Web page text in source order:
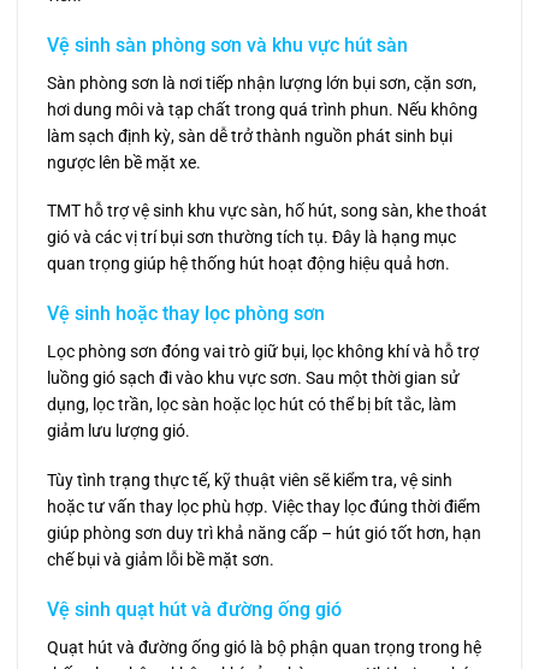
Vệ sinh sàn phòng sơn và khu vực hút sàn
Sàn phòng sơn là nơi tiếp nhận lượng lớn bụi sơn, cặn sơn,
hơi dung môi và tạp chất trong quá trình phun. Nếu không
làm sạch định kỳ, sàn dễ trở thành nguồn phát sinh bụi
ngược lên bề mặt xe.
TMT hỗ trợ vệ sinh khu vực sàn, hố hút, song sàn, khe thoát
gió và các vị trí bụi sơn thường tích tụ. Đây là hạng mục
quan trọng giúp hệ thống hút hoạt động hiệu quả hơn.
Vệ sinh hoặc thay lọc phòng sơn
Lọc phòng sơn đóng vai trò giữ bụi, lọc không khí và hỗ trợ
luồng gió sạch đi vào khu vực sơn. Sau một thời gian sử
dụng, lọc trần, lọc sàn hoặc lọc hút có thể bị bít tắc, làm
giảm lưu lượng gió.
Tùy tình trạng thực tế, kỹ thuật viên sẽ kiểm tra, vệ sinh
hoặc tư vấn thay lọc phù hợp. Việc thay lọc đúng thời điểm
giúp phòng sơn duy trì khả năng cấp – hút gió tốt hơn, hạn
chế bụi và giảm lỗi bề mặt sơn.
Vệ sinh quạt hút và đường ống gió
Quạt hút và đường ống gió là bộ phận quan trọng trong hệ